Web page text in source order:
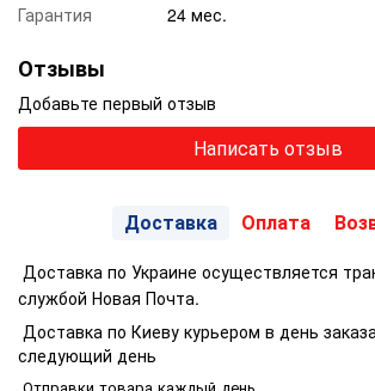
Гарантия
24 мес.
Отзывы
Добавьте первый отзыв
Написать отзыв
Доставка Оплата
Доставка по Украине осуществляется
службой Новая Почта.
Доставка по Киеву курьером в день
следующий день